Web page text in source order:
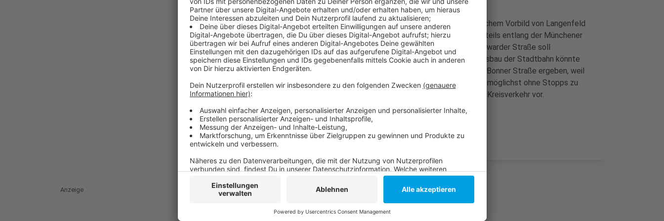
Es ist ein großes Projekt: Eine Art Radautobahn nach niederländischem Vorbild von Langenfeld
über Benrath und die Uni bis Neuss. Sie soll in Düsseldorf größtenteils entlang der Münchener
Straße verlaufen, fraglich ist aber, wo konkret. An der Ecke Ickerswarder Straße soll
perspektivisch eine Schule gebaut werden, auch ein möglicher Ausbau der Stadtbahn könnte
dem im Wege stehen. Probleme dürften sich auch im Bereich der Bonner Straße ergeben, weil
dort viele Bahnen und Autos queren. Der Radschnellweg soll aber möglichst ohne Stopps zu
befahren sein. Die CDU schlägt dort deshalb einen hochgebauten Kreisverkehr vor.
Anzeige
Anzeige